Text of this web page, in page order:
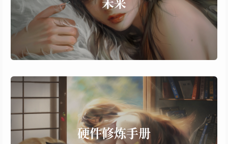
未来 Unity3D
XREAL
人机交互
5 个子项，36 篇文章
more...
硬件修炼手册
硬件修炼手册
STM32
ZigBee
小熊派
树莓派